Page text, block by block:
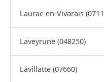
Laurac-en-Vivarais
Laveyrune (048250)
Lavillatte (07660)